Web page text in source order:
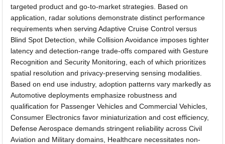
targeted product and go-to-market strategies. Based on
application, radar solutions demonstrate distinct performance
requirements when serving Adaptive Cruise Control versus
Blind Spot Detection, while Collision Avoidance imposes tighter
latency and detection-range trade-offs compared with Gesture
Recognition and Security Monitoring, each of which prioritizes
spatial resolution and privacy-preserving sensing modalities.
Based on end use industry, adoption patterns vary markedly as
Automotive deployments emphasize robustness and
qualification for Passenger Vehicles and Commercial Vehicles,
Consumer Electronics favor miniaturization and cost efficiency,
Defense Aerospace demands stringent reliability across Civil
Aviation and Military domains, Healthcare necessitates non-